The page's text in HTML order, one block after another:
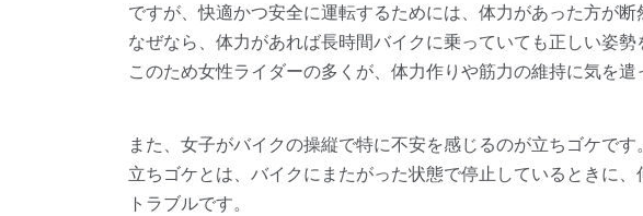
ですが、快適かつ安全に運転するためには、体力があった方が断
なぜなら、体力があれば長時間バイクに乗っていても正しい姿勢
このため女性ライダーの多くが、体力作りや筋力の維持に気を遣
また、女子がバイクの操縦で特に不安を感じるのが立ちゴケです。
立ちゴケとは、バイクにまたがった状態で停止しているときに
トラブルです。